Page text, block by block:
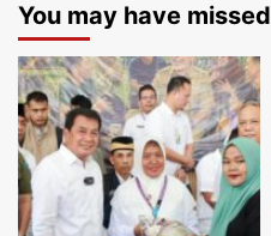
You may have missed